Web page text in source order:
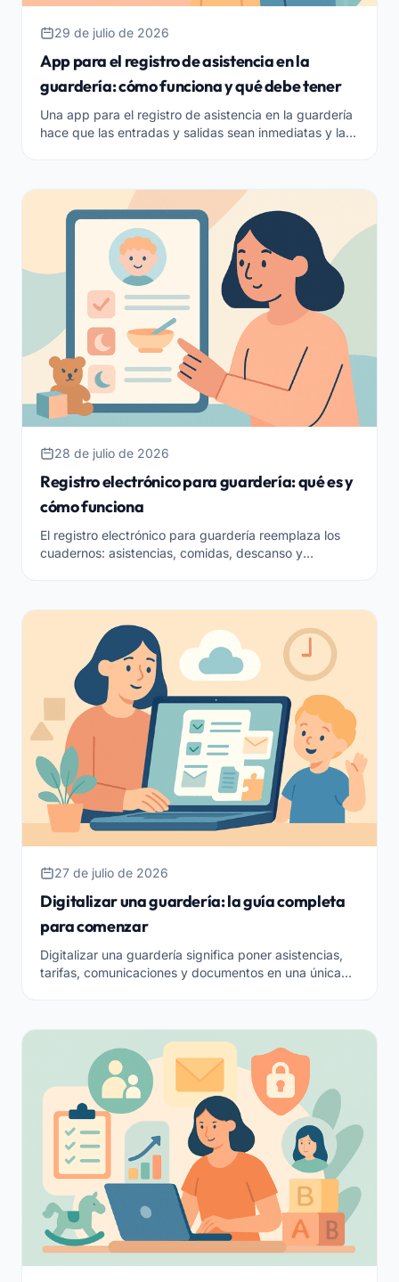
29 de julio de 2026
App para el registro de asistencia en la
guardería: cómo funciona y qué debe tener
Una app para el registro de asistencia en la guardería
hace que las entradas y salidas sean inmediatas y las
28 de julio de 2026
Registro electrónico para guardería: qué es y
cómo funciona
El registro electrónico para guardería reemplaza los
cuadernos: asistencias, comidas, descanso y
27 de julio de 2026
Digitalizar una guardería: la guía completa
para comenzar
Digitalizar una guardería significa poner asistencias,
tarifas, comunicaciones y documentos en una única